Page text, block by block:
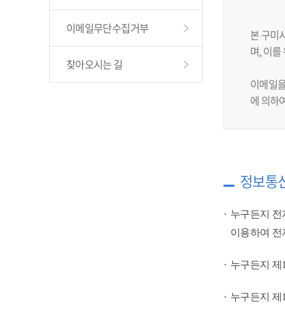
이메일무단수집거부
찾아오시는 길
본 구미
며, 이
이메일
에 의하
정보통
누구든지
이용하여 전
누구든지 제
누구든지 제